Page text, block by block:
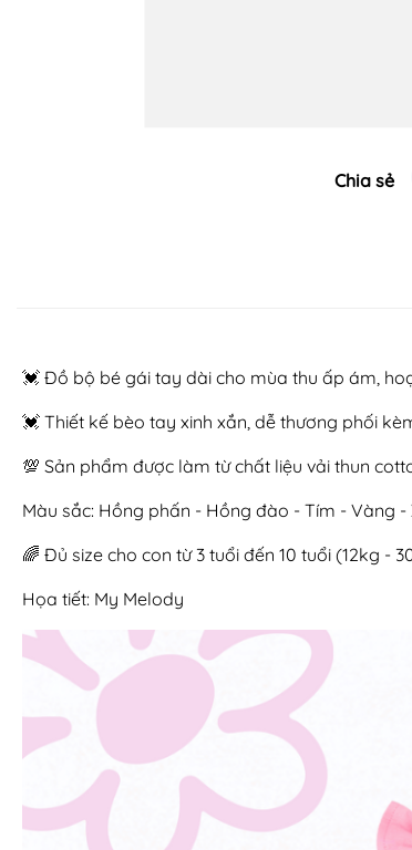
Chia sẻ
💓 Đồ bộ bé gái tay dài cho mùa thu ấp ám,
💓 Thiết kế bèo tay xinh xắn, dễ thương phối
💯 Sản phẩm được làm từ chất liệu vải thun
Màu sắc: Hồng phấn - Hồng đào - Tím - Vàng -
🌈 Đủ size cho con từ 3 tuổi đến 10 tuổi (12kg -
Họa tiết: My Melody